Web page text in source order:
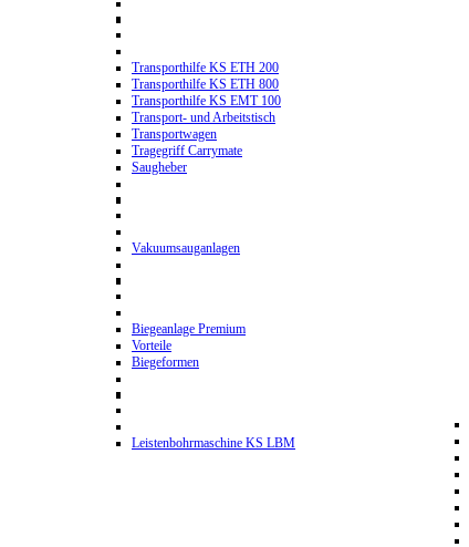
Transporthilfe KS ETH 200
Transporthilfe KS ETH 800
Transporthilfe KS EMT 100
Transport- und Arbeitstisch
Transportwagen
Tragegriff Carrymate
Saugheber
Vakuumsauganlagen
Biegeanlage Premium
Vorteile
Biegeformen
Leistenbohrmaschine KS LBM